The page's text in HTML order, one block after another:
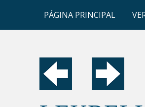
PÁGINA PRINCIPAL